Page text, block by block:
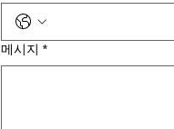
메시지 *